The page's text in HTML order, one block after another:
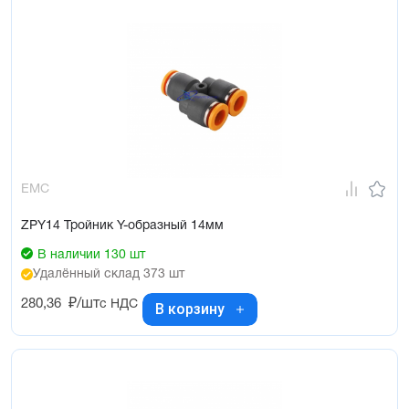
EMC
ZPY14 Тройник Y-образный 14мм
В наличии 130 шт
Удалённый склад 373 шт
280,36 ₽/штс НДС В корзину